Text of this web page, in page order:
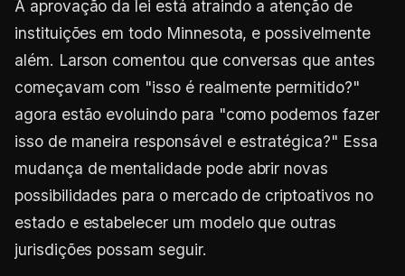
A aprovação da lei está atraindo a atenção de
instituições em todo Minnesota, e possivelmente
além. Larson comentou que conversas que antes
começavam com "isso é realmente permitido?"
agora estão evoluindo para "como podemos fazer
isso de maneira responsável e estratégica?" Essa
mudança de mentalidade pode abrir novas
possibilidades para o mercado de criptoativos no
estado e estabelecer um modelo que outras
jurisdições possam seguir.